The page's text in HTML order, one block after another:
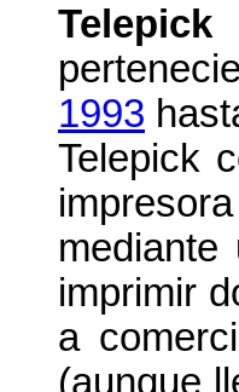
Telepick
1993
Telepick
imprimir
a
(aunque